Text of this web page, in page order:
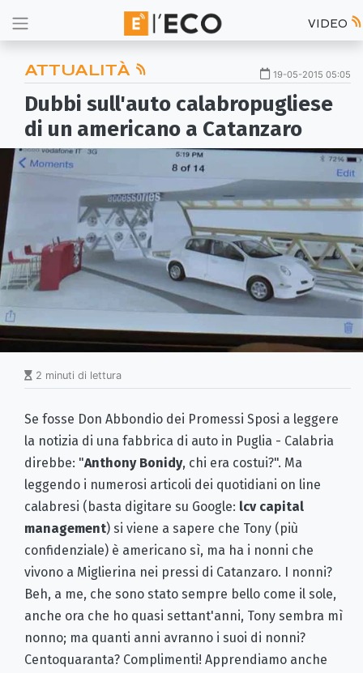
VIDEO
ATTUALITÀ 19-05-2015 05:05
Dubbi sull'auto calabropugliese
di un americano a Catanzaro
2 minuti di lettura
Se fosse Don Abbondio dei Promessi Sposi a leggere
la notizia di una fabbrica di auto in Puglia - Calabria
direbbe: "Anthony Bonidy, chi era costui?". Ma
leggendo i numerosi articoli dei quotidiani on line
calabresi (basta digitare su Google: lcv capital
management) si viene a sapere che Tony (più
confidenziale) è americano sì, ma ha i nonni che
vivono a Miglierina nei pressi di Catanzaro. I nonni?
Beh, a me, che sono stato sempre bello come il sole,
anche ora che ho quasi settant'anni, Tony sembra mì
nonno; ma quanti anni avranno i suoi di nonni?
Centoquaranta? Complimenti! Apprendiamo anche